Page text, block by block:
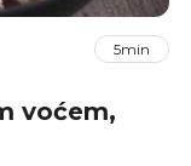
5min
voćem,